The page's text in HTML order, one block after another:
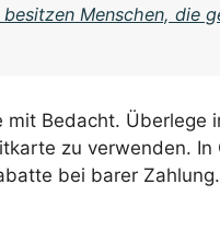
Menschen, die
Bedacht. Überlege
zu verwenden. In
bei barer